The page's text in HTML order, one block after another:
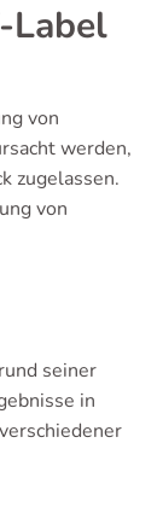
Label
von
werden,
zugelassen.
von
seiner
in